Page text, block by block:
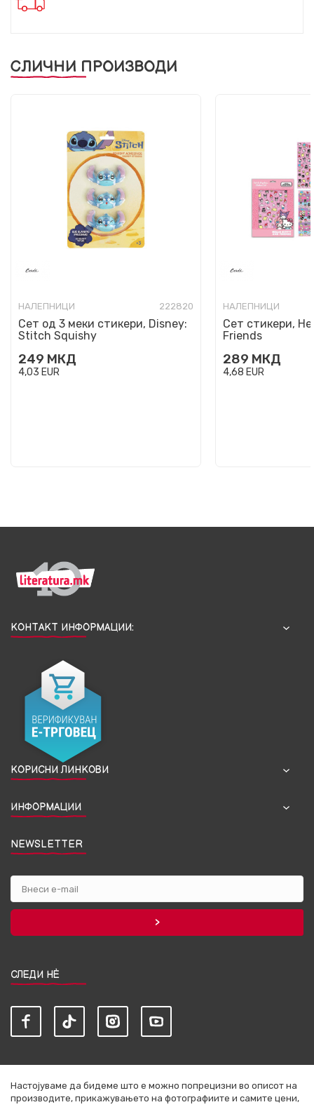
СЛИЧНИ ПРОИЗВОДИ
НАЛЕПНИЦИ 222820
Сет од 3 меки стикери, Disney:
Stitch Squishy
249 МКД
4,03 EUR
НАЛЕПНИЦИ
Сет стикери,
Friends
289 МКД
4,68 EUR
КОНТАКТ ИНФОРМАЦИИ:
КОРИСНИ ЛИНКОВИ
ИНФОРМАЦИИ
NEWSLETTER
СЛЕДИ НЀ
Настојуваме да бидеме што е можно попрецизни во описот на
производите, прикажувањето на фотографиите и самите цени,